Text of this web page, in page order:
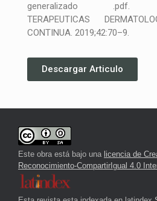
generalizado .pdf.
TERAPEUTICAS
CONTINUA. 2019;42:70–9.
Descargar Articulo
Este obra está bajo una licencia de
Reconocimiento-CompartirIgual 4.0